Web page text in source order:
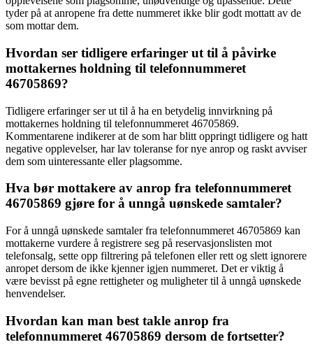
tyder på at anropene fra dette nummeret ikke blir godt mottatt av de
som mottar dem.
Hvordan ser tidligere erfaringer ut til å påvirke
mottakernes holdning til telefonnummeret
46705869?
Tidligere erfaringer ser ut til å ha en betydelig innvirkning på
mottakernes holdning til telefonnummeret 46705869.
Kommentarene indikerer at de som har blitt oppringt tidligere og hatt
negative opplevelser, har lav toleranse for nye anrop og raskt avviser
dem som uinteressante eller plagsomme.
Hva bør mottakere av anrop fra telefonnummeret
46705869 gjøre for å unngå uønskede samtaler?
For å unngå uønskede samtaler fra telefonnummeret 46705869 kan
mottakerne vurdere å registrere seg på reservasjonslisten mot
telefonsalg, sette opp filtrering på telefonen eller rett og slett ignorere
anropet dersom de ikke kjenner igjen nummeret. Det er viktig å
være bevisst på egne rettigheter og muligheter til å unngå uønskede
henvendelser.
Hvordan kan man best takle anrop fra
telefonnummeret 46705869 dersom de fortsetter?